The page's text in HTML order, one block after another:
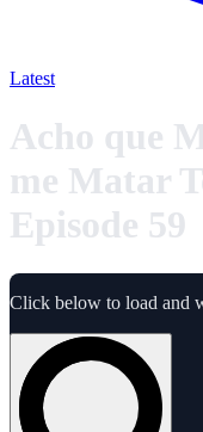
Latest
Acho que
me Matar
Episode 59
Click below to load and